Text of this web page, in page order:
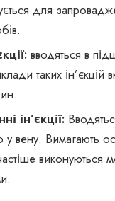
для
вводяться в
таких ін’єкцій
ін’єкції:
вену. Вимагають
виконуються